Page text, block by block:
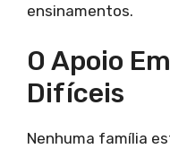
ensinamentos.
O Apoio
Difíceis
Nenhuma família